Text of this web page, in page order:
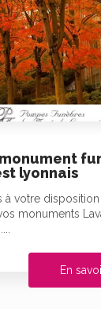
lyonnais
à votre
monuments
En